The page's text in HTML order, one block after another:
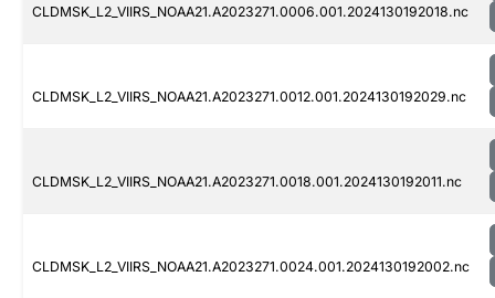
CLDMSK_L2_VIIRS_NOAA21.A2023271.0006.001.2024130192018.nc
CLDMSK_L2_VIIRS_NOAA21.A2023271.0012.001.2024130192029.nc
CLDMSK_L2_VIIRS_NOAA21.A2023271.0018.001.2024130192011.nc
CLDMSK_L2_VIIRS_NOAA21.A2023271.0024.001.2024130192002.nc